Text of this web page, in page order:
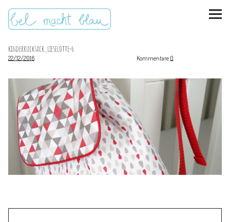
instagram
pinterestbloglovin
Malen + basteln
Feste feiern
Kinderzimmer
Mathe für Mamas
kinderrucksack_lieselotte-6
22/12/2016 Kommentare 0